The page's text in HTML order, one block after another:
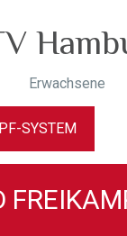
Erwachsene
SYSTEM